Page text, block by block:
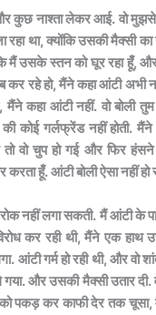
और कुछ नाश्ता लेकर आई. वो
रहा था, क्योंकि उसकी मैक्सी
मैं उसके स्तन को घूर रहा हूँ, और
रहे हो, मैंने कहा आंटी अभी
मैंने कहा आंटी नहीं. वो बोली तुम
कोई गर्लफ्रेंड नहीं होती. मैंने
तो वो चुप हो गई और फिर
करता हूँ. आंटी बोली ऐसा नहीं
रोक नहीं लगा सकती. मैं आंटी के
कर रही थी, मैंने एक
आंटी गर्म हो रही थी, और वो
और उसकी मैक्सी उतार दी.
को पकड़ कर काफी देर तक